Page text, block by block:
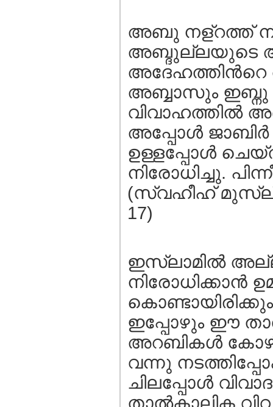
അബു നള്റത്ത്
അബ്ദുല്ലയുടെ
അബ്ബാസും
വിവാഹത്തില്‍
അപ്പോള്‍
ഉള്ളപ്പോള്‍
നിരോധിച്ചു.
(സ്വഹീഹ്
17)
ഇസ്ലാമില്‍
നിരോധിക്കാന്‍
ഇപ്പോഴും ഈ
അറബികള്‍
വന്നു
ചിലപ്പോള്‍
താല്‍കാലിക